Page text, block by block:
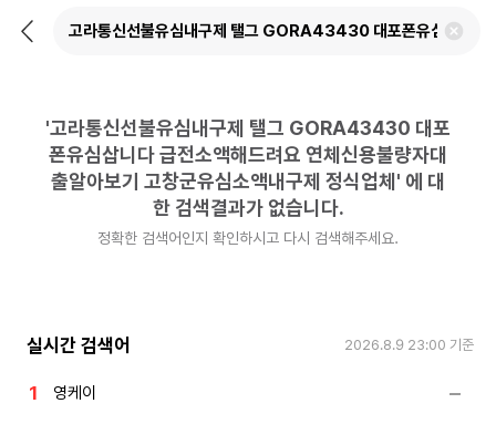
뒤
검
'고라통신선불유심내구제 탤그 GORA43430 대포
폰유심삽니다 급전소액해드려요 연체신용불량자대
출알아보기 고창군유심소액내구제 정식업체 ' 에 대
한 검색결과가 없습니다.
정확한 검색어인지 확인하시고 다시 검색해주세요.
실시간 검색어 2026.8.9 23:00 기준
영케이